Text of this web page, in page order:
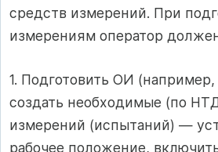
средств измерений. При
измерениям оператор
1. Подготовить ОИ (например,
создать необходимые (по
измерений (испытаний) —
рабочее положение,